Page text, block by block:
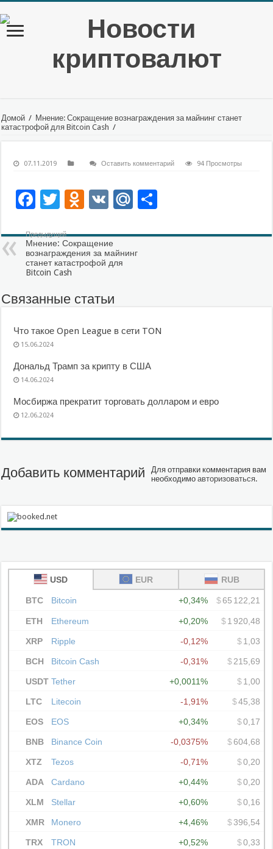
Домой / Мнение: Сокращение вознаграждения за майнинг станет
катастрофой для Bitcoin Cash /
07.11.2019 Оставить комментарий 94 Просмотры
Facebook
Twitter
Odnoklassniki
VK Mail.Ru
Предыдущий
Мнение: Сокращение
вознаграждения за майнинг
станет катастрофой для
Bitcoin Cash
Связанные статьи
Что такое Open League в сети TON
15.06.2024
Дональд Трамп за крипту в США
14.06.2024
Мосбиржа прекратит торговать долларом и евро
12.06.2024
Добавить комментарий
Для отправки комментария вам
необходимоавторизоваться.